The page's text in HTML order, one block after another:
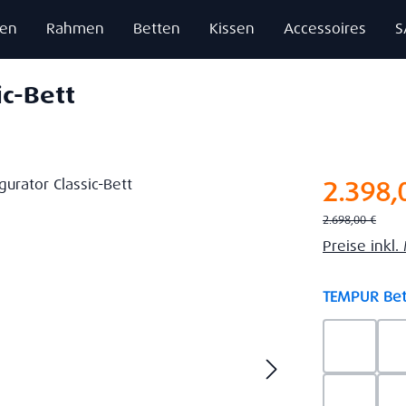
Rahmen Betten Kissen Accessoires
Bett
Regulärer Preis:
2.698,00 €
Preise inkl.
TEMPUR